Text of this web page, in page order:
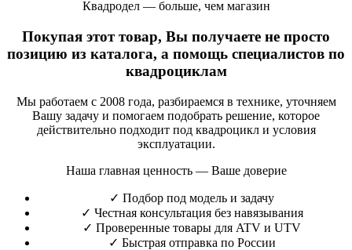
Квадродел — больше, чем магазин
Покупая этот товар, Вы получаете не просто
позицию из каталога, а помощь специалистов по
квадроциклам
Мы работаем с 2008 года, разбираемся в технике, уточняем
Вашу задачу и помогаем подобрать решение, которое
действительно подходит под квадроцикл и условия
эксплуатации.
Наша главная ценность — Ваше доверие
✓ Подбор под модель и задачу
✓ Честная консультация без навязывания
✓ Проверенные товары для ATV и UTV
✓ Быстрая отправка по России